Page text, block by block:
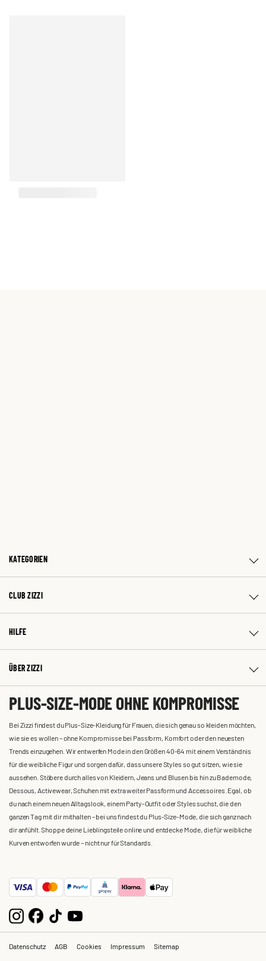
KATEGORIEN
CLUB ZIZZI
HILFE
ÜBER ZIZZI
PLUS-SIZE-MODE OHNE KOMPROMISSE
Bei Zizzi findest du Plus-Size-Kleidung für Frauen, die sich genau so kleiden möchten,
wie sie es wollen – ohne Kompromisse bei Passform, Komfort oder den neuesten
Trends einzugehen. Wir entwerfen Mode in den Größen 40-64 mit einem Verständnis
für die weibliche Figur und sorgen dafür, dass unsere Styles so gut sitzen, wie sie
aussehen. Stöbere durch alles von Kleidern, Jeans und Blusen bis hin zu Bademode,
Dessous, Activewear, Schuhen mit extra weiter Passform und Accessoires. Egal, ob
du nach einem neuen Alltagslook, einem Party-Outfit oder Styles suchst, die den
ganzen Tag mit dir mithalten – bei uns findest du Plus-Size-Mode, die sich ganz nach
dir anfühlt. Shoppe deine Lieblingsteile online und entdecke Mode, die für weibliche
Kurven entworfen wurde – nicht nur für Standards.
Datenschutz AGB Cookies Impressum Sitemap